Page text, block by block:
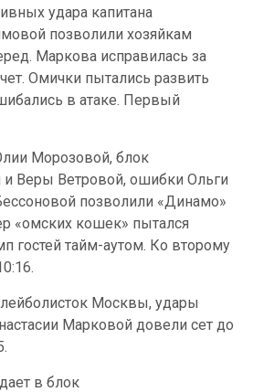
удара капитана
позволили хозяйкам
Маркова исправилась за
Омички пытались развить
в атаке. Первый
Морозовой, блок
и Веры Ветровой, ошибки Ольги
позволили «Динамо»
«омских кошек» пытался
гостей тайм-аутом. Ко второму
Москвы, удары
Марковой довели сет до
в блок